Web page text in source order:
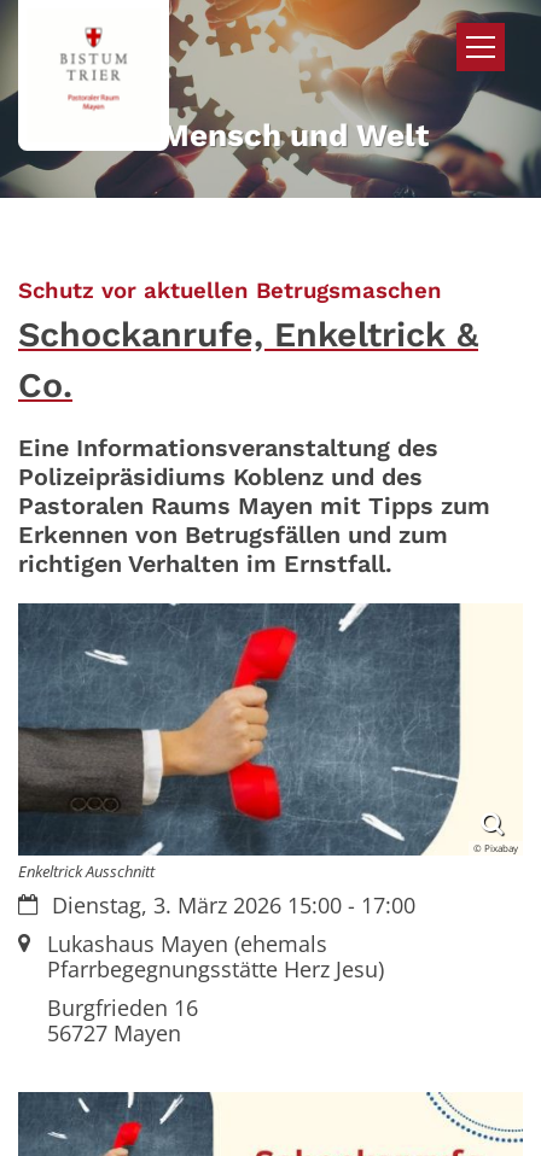
Zum Inhalt springen
Mehr für Mensch und Welt
Schutz vor aktuellen Betrugsmaschen
Schockanrufe, Enkeltrick &
Co.
Eine Informationsveranstaltung des
Polizeipräsidiums Koblenz und des
Pastoralen Raums Mayen mit Tipps zum
Erkennen von Betrugsfällen und zum
richtigen Verhalten im Ernstfall.
© Pixabay
Enkeltrick Ausschnitt
Datum:Dienstag, 3. März 2026 15:00 - 17:00
Ort:Lukashaus Mayen (ehemals
Pfarrbegegnungsstätte Herz Jesu)
Burgfrieden 16
56727Mayen